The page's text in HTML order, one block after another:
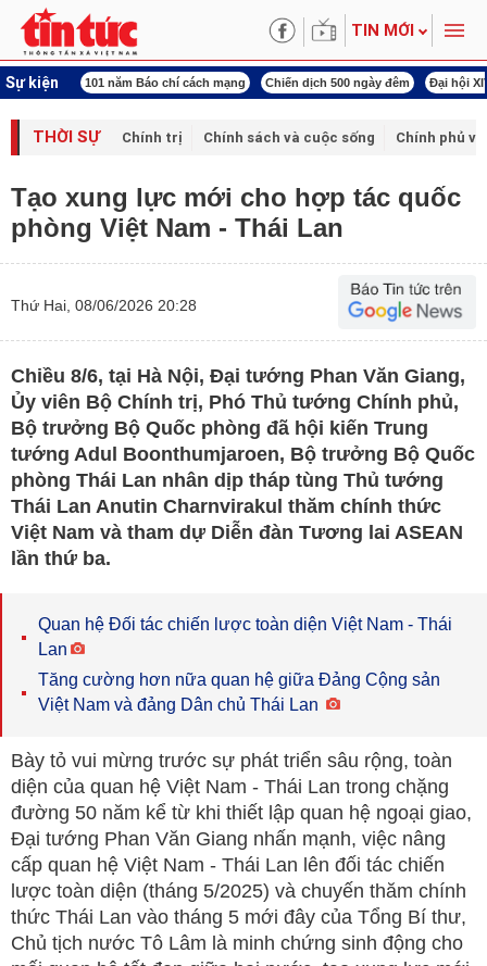
TIN MỚI
Sự kiện
tên Bác 101 năm Báo chí cách mạng Chiến dịch 500 ngày đêm Đại hội
THỜI SỰ Chính trị Chính sách và cuộc sống Chính phủ
Tạo xung lực mới cho hợp tác quốc
phòng Việt Nam - Thái Lan
Thứ Hai, 08/06/2026 20:28
Chiều 8/6, tại Hà Nội, Đại tướng Phan Văn Giang,
Ủy viên Bộ Chính trị, Phó Thủ tướng Chính phủ,
Bộ trưởng Bộ Quốc phòng đã hội kiến Trung
tướng Adul Boonthumjaroen, Bộ trưởng Bộ Quốc
phòng Thái Lan nhân dịp tháp tùng Thủ tướng
Thái Lan Anutin Charnvirakul thăm chính thức
Việt Nam và tham dự Diễn đàn Tương lai ASEAN
lần thứ ba.
Quan hệ Đối tác chiến lược toàn diện Việt Nam - Thái
Lan
Tăng cường hơn nữa quan hệ giữa Đảng Cộng sản
Việt Nam và đảng Dân chủ Thái Lan
Bày tỏ vui mừng trước sự phát triển sâu rộng, toàn
diện của quan hệ Việt Nam - Thái Lan trong chặng
đường 50 năm kể từ khi thiết lập quan hệ ngoại giao,
Đại tướng Phan Văn Giang nhấn mạnh, việc nâng
cấp quan hệ Việt Nam - Thái Lan lên đối tác chiến
lược toàn diện (tháng 5/2025) và chuyến thăm chính
thức Thái Lan vào tháng 5 mới đây của Tổng Bí thư,
Chủ tịch nước Tô Lâm là minh chứng sinh động cho